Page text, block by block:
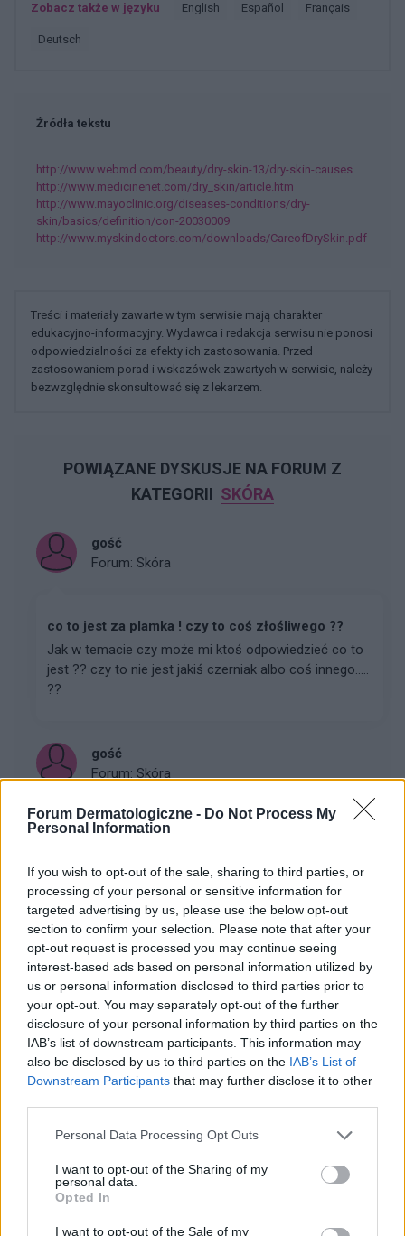
Forum Dermatologiczne - Do Not Process My
Personal Information
If you wish to opt-out of the sale, sharing to third parties, or
processing of your personal or sensitive information for
targeted advertising by us, please use the below opt-out
section to confirm your selection. Please note that after your
opt-out request is processed you may continue seeing
interest-based ads based on personal information utilized by
us or personal information disclosed to third parties prior to
your opt-out. You may separately opt-out of the further
disclosure of your personal information by third parties on the
IAB’s list of downstream participants. This information may
also be disclosed by us to third parties on the IAB’s List of
Downstream Participants that may further disclose it to other
Personal Data Processing Opt Outs
I want to opt-out of the Sharing of my
personal data.
Opted In
I want to opt-out of the Sale of my
Zobacz także w języku english español français
deutsch
Źródła tekstu
http://www.webmd.com/beauty/dry-skin-13/dry-skin-causes
http://www.medicinenet.com/dry_skin/article.htm
http://www.mayoclinic.org/diseases-conditions/dry-
skin/basics/definition/con-20030009
http://www.myskindoctors.com/downloads/CareofDrySkin.pdf
Treści i materiały zawarte w tym serwisie mają charakter
edukacyjno-informacyjny. Wydawca i redakcja serwisu nie ponosi
odpowiedzialności za efekty ich zastosowania. Przed
zastosowaniem porad i wskazówek zawartych w serwisie, należy
bezwzględnie skonsultować się z lekarzem.
POWIĄZANE DYSKUSJE NA FORUM Z
KATEGORII SKÓRA
gość
Forum: Skóra
co to jest za plamka ! czy to coś złośliwego ??
Jak w temacie czy może mi ktoś odpowiedzieć co to
jest ?? czy to nie jest jakiś czerniak albo coś innego.....
??
gość
Forum: Skóra
PROSZE WAS O POMOC ! CO TO JEST !!
jest ?? czy to nie jest jakiś czerniak albo coś innego.....
??
gość
Forum:Skóra
Co mnie ugryzło?
Po weekendzie na działce pojawiły mi się na nodze
takie ugryzienia. Na dworze były komary, meszki, inne
owady, ale niepokoi mnie kilka ugryzień obok siebie
gość
Forum: